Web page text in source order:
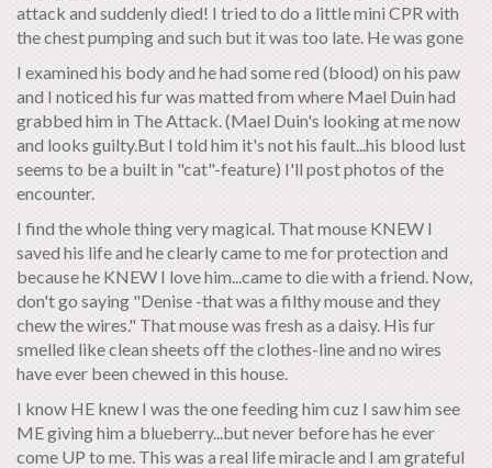
attack and suddenly died! I tried to do a little mini CPR with
the chest pumping and such but it was too late. He was gone
I examined his body and he had some red (blood) on his paw
and I noticed his fur was matted from where Mael Duin had
grabbed him in The Attack. (Mael Duin's looking at me now
and looks guilty.But I told him it's not his fault...his blood lust
seems to be a built in "cat"-feature) I'll post photos of the
encounter.
I find the whole thing very magical. That mouse KNEW I
saved his life and he clearly came to me for protection and
because he KNEW I love him...came to die with a friend. Now,
don't go saying "Denise -that was a filthy mouse and they
chew the wires." That mouse was fresh as a daisy. His fur
smelled like clean sheets off the clothes-line and no wires
have ever been chewed in this house.
I know HE knew I was the one feeding him cuz I saw him see
ME giving him a blueberry...but never before has he ever
come UP to me. This was a real life miracle and I am grateful